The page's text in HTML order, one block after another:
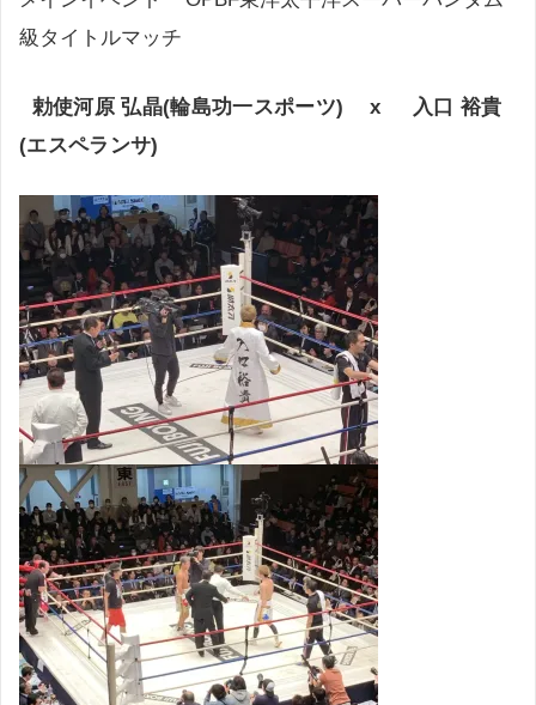
級タイトルマッチ
勅使河原 弘晶(輪島功一スポーツ) x 入口 裕貴
(エスペランサ)